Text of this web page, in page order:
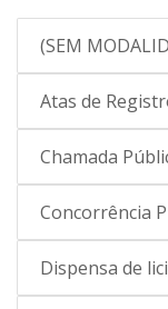
(SEM
Atas de
Chamada
Concorrência
Dispensa de